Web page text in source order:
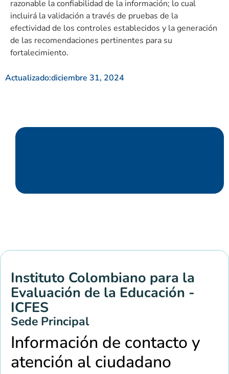
razonable la confiabilidad de la información; lo cual
incluirá la validación a través de pruebas de la
efectividad de los controles establecidos y la generación
de las recomendaciones pertinentes para su
fortalecimiento.
Actualizado:diciembre 31, 2024
Instituto Colombiano para la
Evaluación de la Educación -
ICFES
Sede Principal
Información de contacto y
atención al ciudadano